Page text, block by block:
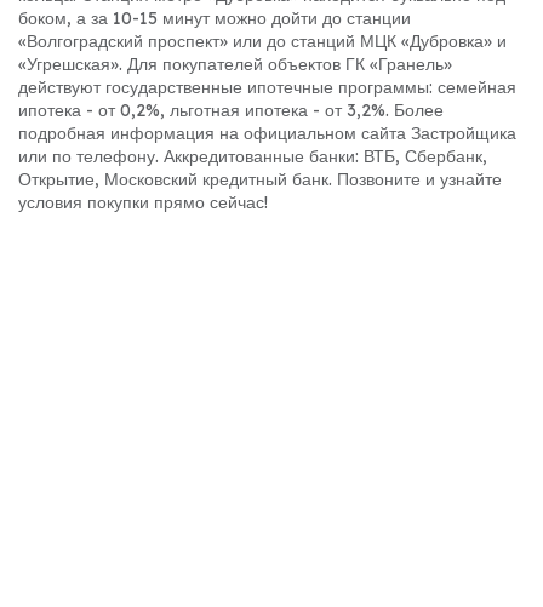
боком, а за 10-15 минут можно дойти до станции
«Волгоградский проспект» или до станций МЦК «Дубровка» и
«Угрешская». Для покупателей объектов ГК «Гранель»
действуют государственные ипотечные программы: семейная
ипотека - от 0,2%, льготная ипотека - от 3,2%. Более
подробная информация на официальном сайта Застройщика
или по телефону. Аккредитованные банки: ВТБ, Сбербанк,
Открытие, Московский кредитный банк. Позвоните и узнайте
условия покупки прямо сейчас!